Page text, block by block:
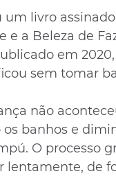
livro
e a Beleza de
em
sem tomar
não
banhos e
O processo
lentamente, de